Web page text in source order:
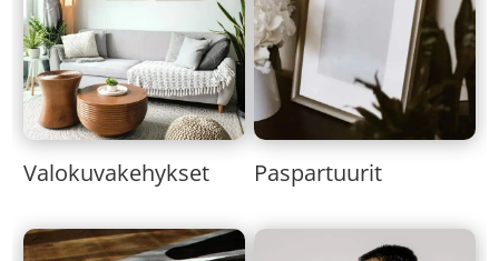
Valokuvakehykset Paspartuurit